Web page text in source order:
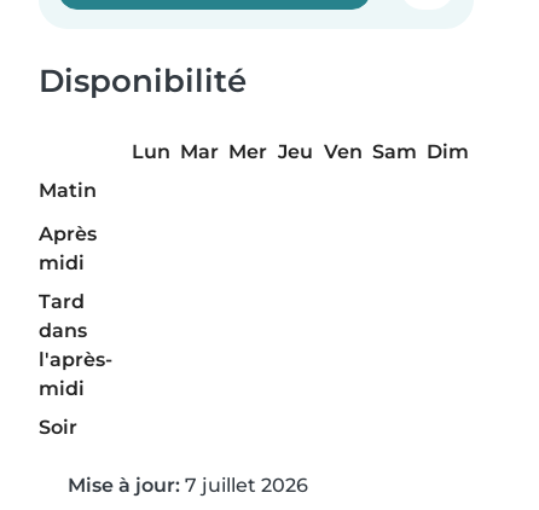
Disponibilité
Lun Mar Mer Jeu Ven Sam Dim
Matin
Après
midi
Tard
dans
l'après-
midi
Soir
Mise à jour: 7 juillet 2026